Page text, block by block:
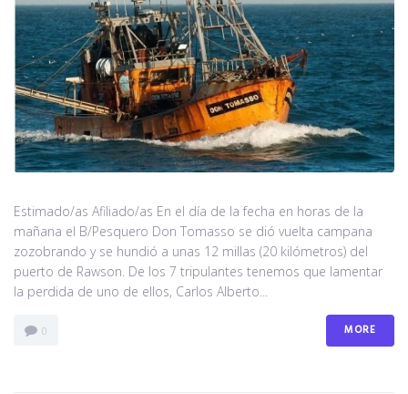
Estimado/as Afiliado/as En el día de la fecha en horas de la
mañana el B/Pesquero Don Tomasso se dió vuelta campana
zozobrando y se hundió a unas 12 millas (20 kilómetros) del
puerto de Rawson. De los 7 tripulantes tenemos que lamentar
la perdida de uno de ellos, Carlos Alberto...
0 MORE